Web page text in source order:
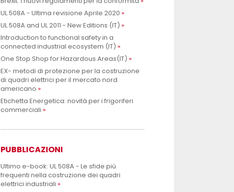
UL 508A - Ultima revisione Aprile 2020
UL 508A and UL 2011 - New Editions (IT)
Introduction to functional safety in a
connected industrial ecosystem (IT)
One Stop Shop for Hazardous Areas(IT)
EX- metodi di protezione per la costruzione
di quadri elettrici per il mercato nord
americano
Etichetta Energetica: novità per i frigoriferi
commerciali
PUBBLICAZIONI
Ultimo e-book: UL 508A - Le sfide più
frequenti nella costruzione dei quadri
elettrici industriali